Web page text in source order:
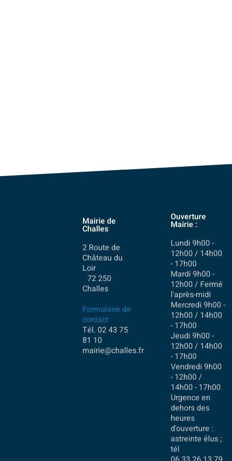
Mairie de
Challes
2 Route de
Château du
Loir
72 250
Challes
Formulaire de
contact
Tél. 02 43 75
81 10
mairie@challes.fr
Ouverture
Mairie :
Lundi 9h00 -
12h00 / 14h00
- 17h00
Mardi 9h00 -
12h00 / Fermé
l'après-midi
Mercredi 9h00 -
12h00 / 14h00
- 17h00
Jeudi 9h00 -
12h00 / 14h00
- 17h00
Vendredi 9h00
- 12h00 /
14h00 - 17h00
Urgence en
dehors des
heures
d'ouverture :
astreinte élus ;
tél